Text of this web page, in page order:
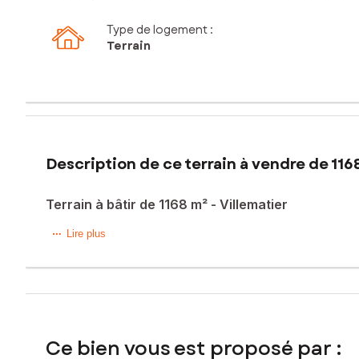
Type de logement :
Terrain
Description de ce terrain à vendre de
Terrain à bâtir de 1168 m² - Villematier
Dans un environnement calme et verdoyant, découvrez
A mi chemin de l'A62 et l'A68, vous pouvez rejoindre
Un emplacement rare, idéal pour un projet de maison
L'étude G1 favorise la construction par des fondations
Lire plus
Ce bien vous est proposé par :